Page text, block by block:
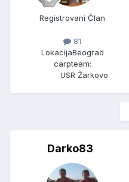
Registrovani Član
81
LokacijaBeograd
carpteam:
USR Žarkovo
Darko83